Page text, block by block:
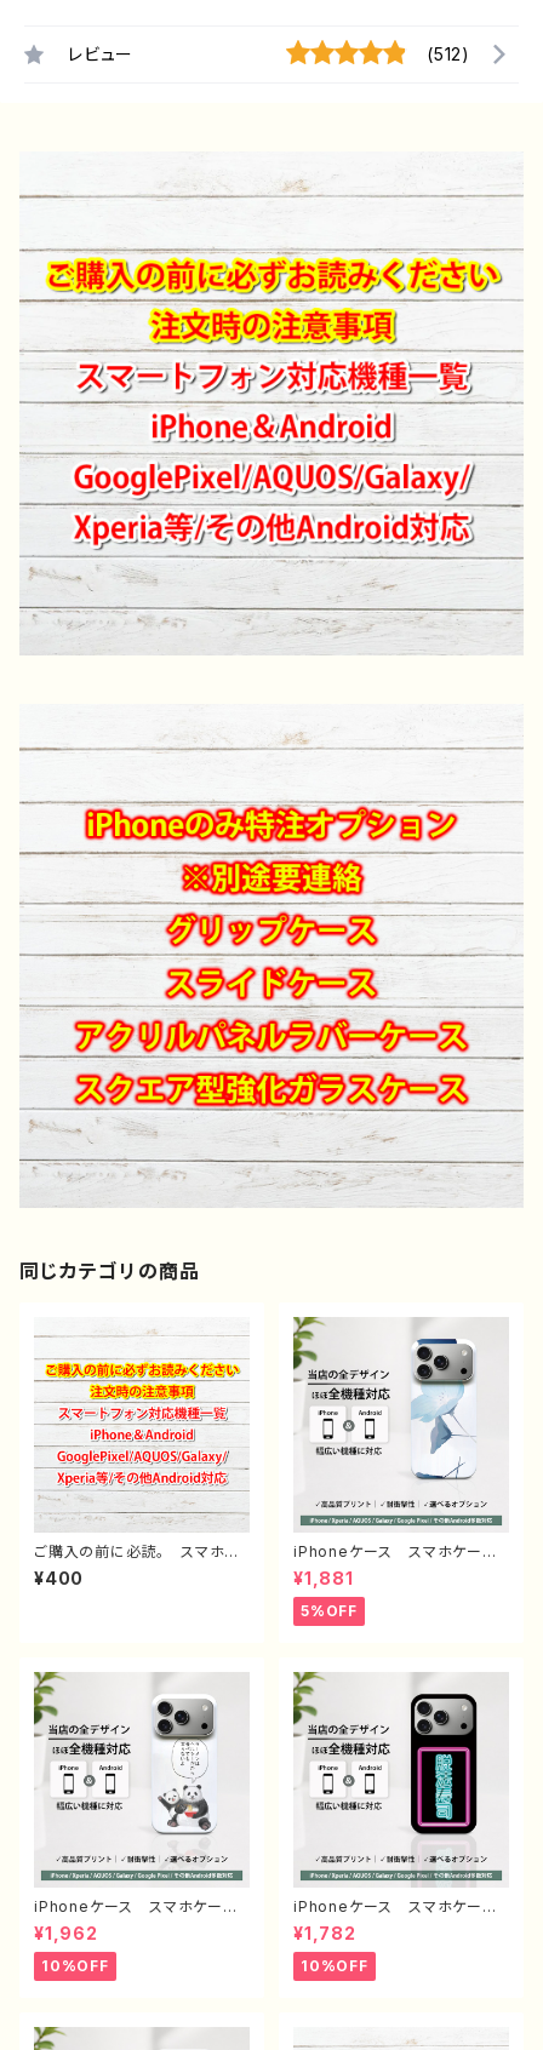
レビュー (512)
同じカテゴリの商品
ご購入の前に必読。 スマホケ
ース サイズ 一覧 選び方
iPhoneケース Android iP
種対応
¥400
iPhoneケース スマホケー
ス イラスト おしゃれ 花
柄 エモい レディース AQU
OS sense 2 3 4 5 iPhone1
5/14/13/12/11 Xperia Goo
ーター クリエイター 絵師
Android アンドロイド ケー
ス オリジナル デザイン グ
ッズ タイトル：ネモフィラ 作：
栞音 F-5
¥1,881
5%OFF
iPhoneケース スマホケー
ス 動物 イラスト ゆるか
わ 可愛い おもしろスマホケ
ース 面白いiPhoneケース
ユニーク ネタ系 ゆるい iP
lepixel 人気 イラストレータ
¥1,962
10%OFF
iPhoneケース スマホケー
ス シンプル おしゃれ 面白
い おもしろスマホケース ネ
タ系 エモい ほぼ 全機種対
応 メンズ iPhone15/14/13/
¥1,782
10%OFF